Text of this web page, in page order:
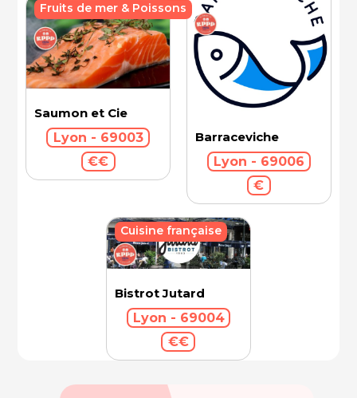
Saumon et Cie
Lyon - 69003
€€
Fruits de mer & Poissons
Barraceviche
Lyon - 69006
€
Bistrot Jutard
Lyon - 69004
€€
Cuisine française